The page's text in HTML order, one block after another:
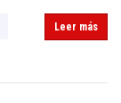
Leer más